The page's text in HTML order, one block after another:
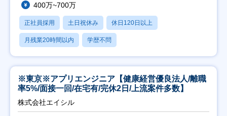
400万~700万
正社員採用 土日祝休み 休日120日以上
月残業20時間以内 学歴不問
※東京※アプリエンジニア【健康経営優良法人/離職
率5%/面接一回/在宅有/完休2日/上流案件多数】
株式会社エイシル